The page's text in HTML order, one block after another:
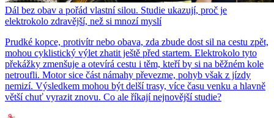
Dál bez obav a pořád vlastní silou. Studie ukazují, proč je
elektrokolo zdravější, než si mnozí myslí
Prudké kopce, protivítr nebo obava, zda zbude dost sil na cestu zpět,
mohou cyklistický výlet zhatit ještě před startem. Elektrokolo tyto
překážky zmenšuje a otevírá cestu i těm, kteří by si na běžném kole
netroufli. Motor sice část námahy převezme, pohyb však z jízdy
nemizí. Výsledkem mohou být delší trasy, více času venku a hlavně
větší chuť vyrazit znovu. Co ale říkají nejnovější studie?